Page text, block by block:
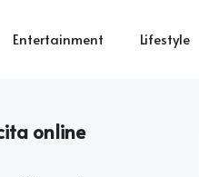
Entertainment Lifestyle
online